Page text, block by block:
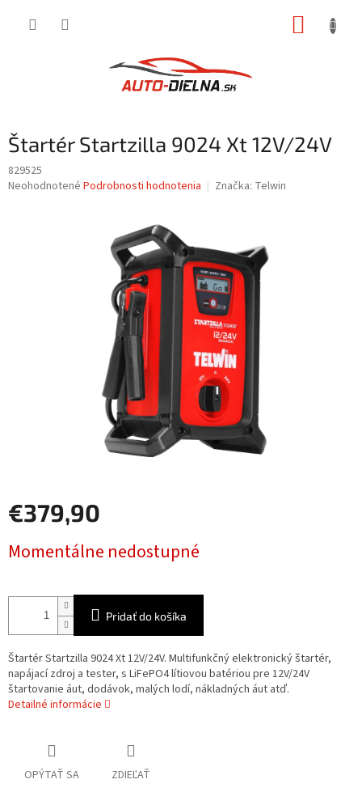
Štartér Startzilla 9024 Xt 12V/24V
829525
Priemerné
Neohodnotené Podrobnosti hodnotenia Značka: Telwin
€379,90
cena:
Momentálne nedostupné
Pridať do košíka
Štartér Startzilla 9024 Xt 12V/24V. Multifunkčný elektronický štartér,
napájací zdroj a tester, s LiFePO4 lítiovou batériou pre 12V/24V
štartovanie áut, dodávok, malých lodí, nákladných áut atď.
Detailné informácie
OPÝTAŤ SA ZDIEĽAŤ